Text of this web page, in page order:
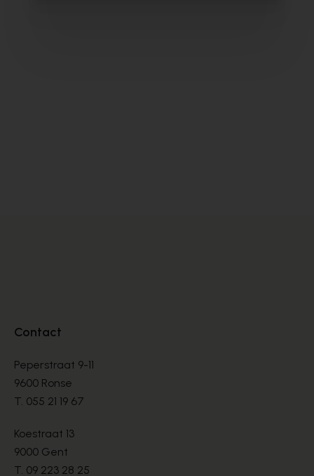
Contact
Peperstraat 9-11
9600 Ronse
T. 055 21 19 67
Koestraat 13
9000 Gent
T. 09 223 28 25